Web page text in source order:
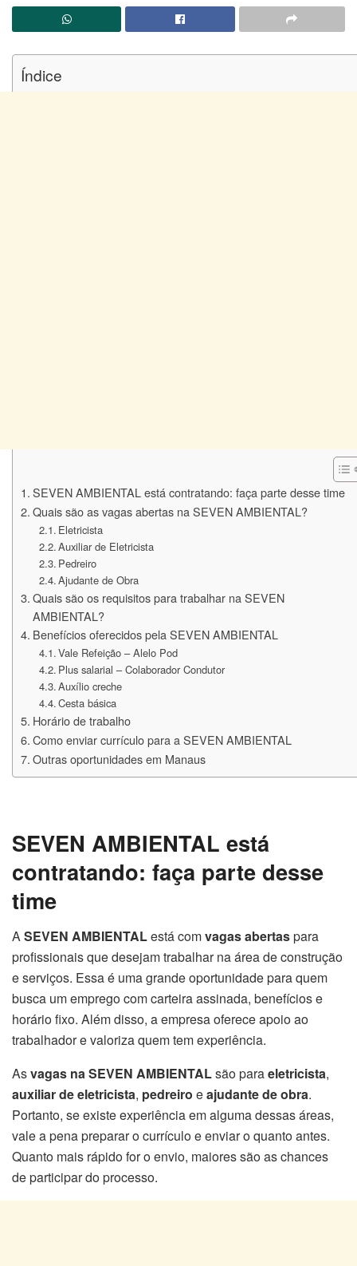
Índice
SEVEN AMBIENTAL está contratando: faça parte desse time
Quais são as vagas abertas na SEVEN AMBIENTAL?
Eletricista
Auxiliar de Eletricista
Pedreiro
Ajudante de Obra
Quais são os requisitos para trabalhar na SEVEN
AMBIENTAL?
Benefícios oferecidos pela SEVEN AMBIENTAL
Vale Refeição – Alelo Pod
Plus salarial – Colaborador Condutor
Auxílio creche
Cesta básica
Horário de trabalho
Como enviar currículo para a SEVEN AMBIENTAL
Outras oportunidades em Manaus
SEVEN AMBIENTAL está
contratando: faça parte desse
time
ASEVEN AMBIENTALestá comvagas abertaspara
profissionais que desejam trabalhar na área de construção
e serviços. Essa é uma grande oportunidade para quem
busca um emprego com carteira assinada, benefícios e
horário fixo. Além disso, a empresa oferece apoio ao
trabalhador e valoriza quem tem experiência.
Asvagas na SEVEN AMBIENTALsão paraeletricista,
auxiliar de eletricista, pedreiro eajudante de obra.
Portanto, se existe experiência em alguma dessas áreas,
vale a pena preparar o currículo e enviar o quanto antes.
Quanto mais rápido for o envio, maiores são as chances
de participar do processo.